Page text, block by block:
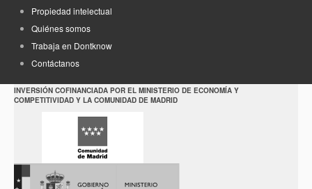
Propiedad intelectual
Quiénes somos
Trabaja en Dontknow
Contáctanos
INVERSIÓN COFINANCIADA POR EL MINISTERIO DE ECONOMÍA Y
COMPETITIVIDAD Y LA COMUNIDAD DE MADRID